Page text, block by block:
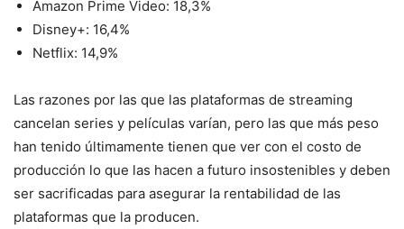
Amazon Prime Video: 18,3%
Disney+: 16,4%
Netflix: 14,9%
Las razones por las que las plataformas de streaming
cancelan series y películas varían, pero las que más peso
han tenido últimamente tienen que ver con el costo de
producción lo que las hacen a futuro insostenibles y deben
ser sacrificadas para asegurar la rentabilidad de las
plataformas que la producen.